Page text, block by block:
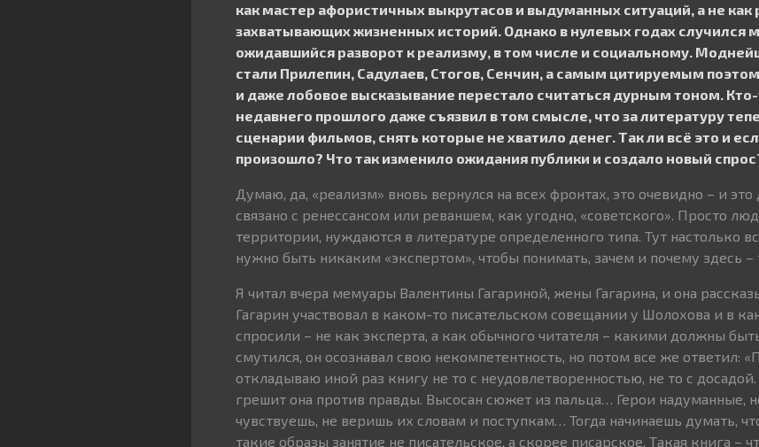
как мастер афористичных выкрутасов и выдуманных ситуаций, а не как
захватывающих жизненных историй. Однако в нулевых годах случился
ожидавшийся разворот к реализму, в том числе и социальному.
стали Прилепин, Садулаев, Стогов, Сенчин, а самым цитируемым
и даже лобовое высказывание перестало считаться дурным тоном.
недавнего прошлого даже съязвил в том смысле, что за литературу
сценарии фильмов, снять которые не хватило денег. Так ли всё это и
произошло? Что так изменило ожидания публики и создало новый
Думаю, да, «реализм» вновь вернулся на всех фронтах, это очевидно – и
связано с ренессансом или реваншем, как угодно, «советского». Просто
территории, нуждаются в литературе определенного типа. Тут настолько
нужно быть никаким «экспертом», чтобы понимать, зачем и почему здесь –
Я читал вчера мемуары Валентины Гагариной, жены Гагарина, и она
Гагарин участвовал в каком-то писательском совещании у Шолохова и в
спросили – не как эксперта, а как обычного читателя – какими должны
смутился, он осознавал свою некомпетентность, но потом все же ответил:
откладываю иной раз книгу не то с неудовлетворенностью, не то с
грешит она против правды. Высосан сюжет из пальца… Герои надуманные,
чувствуешь, не веришь их словам и поступкам… Тогда начинаешь думать,
такие образы занятие не писательское, а скорее писарское. Такая книга –